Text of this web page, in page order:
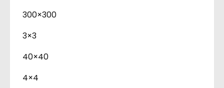
300×300
3×3
40×40
4×4